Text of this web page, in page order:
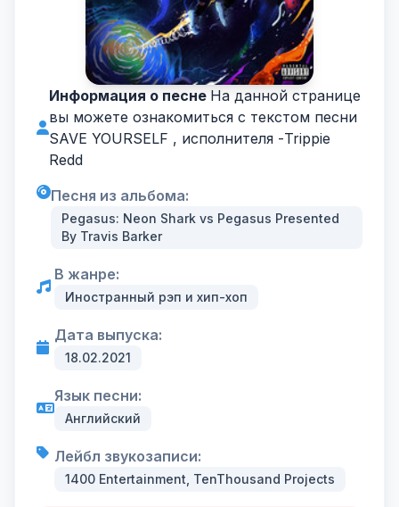
Информация о песне На данной странице
вы можете ознакомиться с текстом песни
SAVE YOURSELF , исполнителя -Trippie
Redd
Песня из альбома:
Pegasus: Neon Shark vs Pegasus Presented
By Travis Barker
В жанре:
Иностранный рэп и хип-хоп
Дата выпуска:
18.02.2021
Язык песни:
Английский
Лейбл звукозаписи:
1400 Entertainment, TenThousand Projects